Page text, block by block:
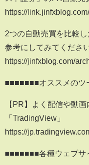
https://
2つの自動売買を比較
参考にしてみてくださ
https://jinfxblog.com/
■■■■■■■オススメの
【PR】よく配信や動
「TradingView」
https://
■■■■■■■各種ウェブ